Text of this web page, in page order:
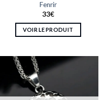
du
produit
Fenrir
33€
VOIR LE PRODUIT
plusieurs
Les